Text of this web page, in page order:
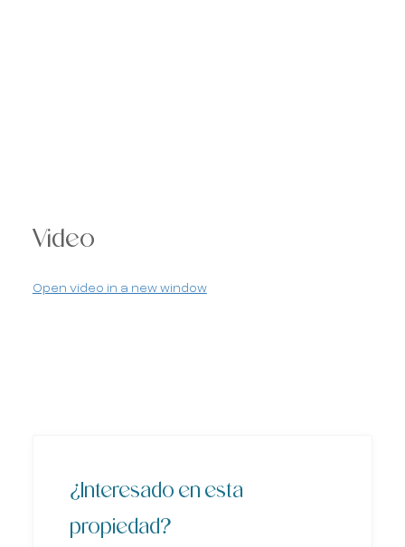
Video
Open video in a new window
¿Interesado en esta
propiedad?